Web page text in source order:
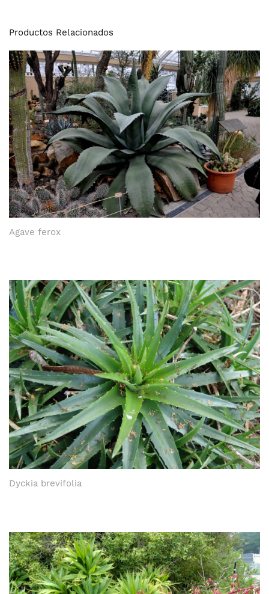
Productos Relacionados
Agave ferox
Dyckia brevifolia